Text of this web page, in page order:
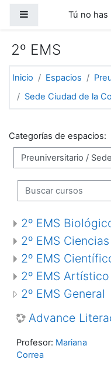
Pánel lateralTú no has
2º EMS
Inicio Espacios
Sede Ciudad de la
Categorías de espacios:
Buscar cursos
2º EMS
2º EMS
2º EMS
2º EMS Artístico
2º EMS General
Advance
Profesor: Mariana
Correa